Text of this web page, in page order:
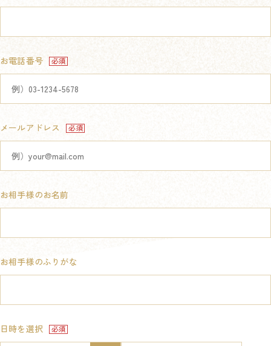
お電話番号
メールアドレス
お相手様のお名前
お相手様のふりがな
日時を選択